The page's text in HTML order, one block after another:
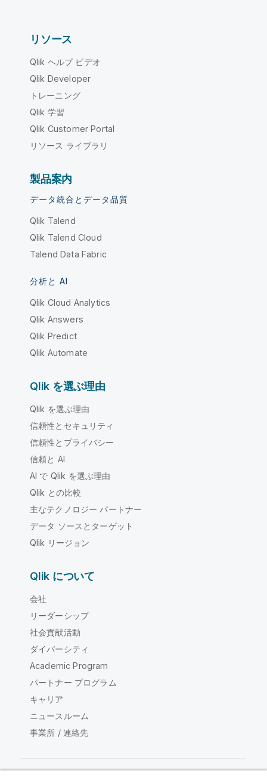
リソース
Qlik ヘルプ ビデオ
Qlik Developer
トレーニング
Qlik 学習
Qlik Customer Portal
リソース ライブラリ
製品案内
データ統合とデータ品質
Qlik Talend
Qlik Talend Cloud
Talend Data Fabric
分析と AI
Qlik Cloud Analytics
Qlik Answers
Qlik Predict
Qlik Automate
Qlik を選ぶ理由
Qlik を選ぶ理由
信頼性とセキュリティ
信頼性とプライバシー
信頼と AI
AI で Qlik を選ぶ理由
Qlik との比較
主なテクノロジー パートナー
データ ソースとターゲット
Qlik リージョン
Qlik について
会社
リーダーシップ
社会貢献活動
ダイバーシティ
Academic Program
パートナー プログラム
キャリア
ニュースルーム
事業所 / 連絡先